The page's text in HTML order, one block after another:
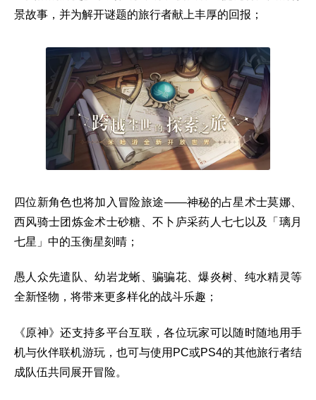
景故事，并为解开谜题的旅行者献上丰厚的回报；
四位新角色也将加入冒险旅途——神秘的占星术士莫娜、
西风骑士团炼金术士砂糖、不卜庐采药人七七以及「璃月
七星」中的玉衡星刻晴；
愚人众先遣队、幼岩龙蜥、骗骗花、爆炎树、纯水精灵等
全新怪物，将带来更多样化的战斗乐趣；
《原神》还支持多平台互联，各位玩家可以随时随地用手
机与伙伴联机游玩，也可与使用PC或PS4的其他旅行者结
成队伍共同展开冒险。